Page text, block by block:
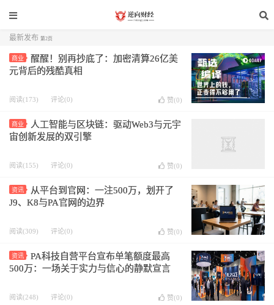
最新发布 第2页
商业
醒醒！别再抄底了：加密清算26亿美
元背后的残酷真相
阅读(173) 评论(0) 赞(0)
商业
人工智能与区块链：驱动Web3与元宇
宙创新发展的双引擎
阅读(155) 评论(0) 赞(0)
资讯
从平台到官网：一注500万，划开了
J9、K8与PA官网的边界
阅读(309) 评论(0) 赞(0)
资讯
PA科技自营平台宣布单笔额度最高
500万：一场关于实力与信心的静默宣言
阅读(248) 评论(0) 赞(0)